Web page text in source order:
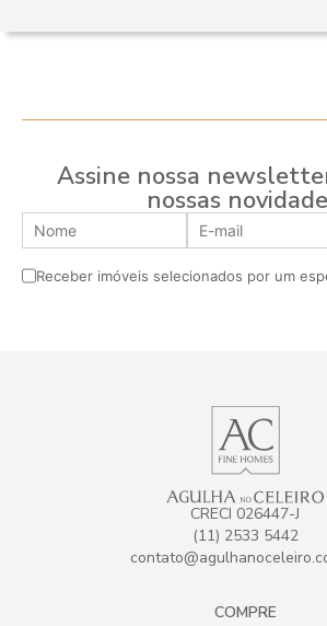
Assine nossa
nossas
Receber imóveis selecionados por um
CRECI 026447-J
(11) 2533 5442
COMPRE